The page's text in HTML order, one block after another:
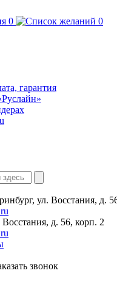
0
0
гарантия
ул. Восстания, д.
Восстания, д. 56, корп. 2
звонок